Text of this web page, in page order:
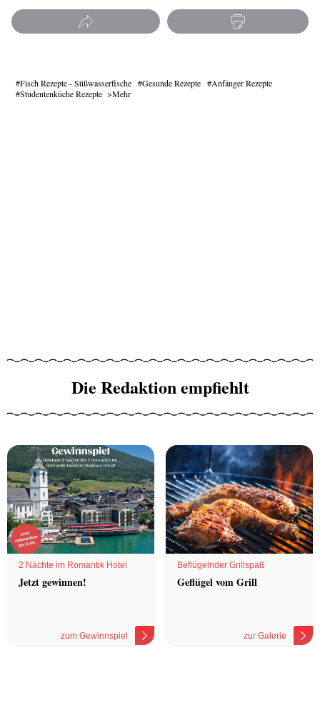
Fisch Rezepte - Süßwasserfische Gesunde Rezepte
Anfänger Rezepte
Studentenküche Rezepte
Mehr
Die Redaktion empfiehlt
2 Nächte im Romantik Hotel
Jetzt gewinnen!
zum Gewinnspiel
Beflügelnder Grillspaß
Geflügel vom Grill
zur Galerie